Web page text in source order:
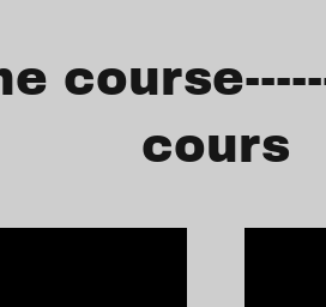
cours